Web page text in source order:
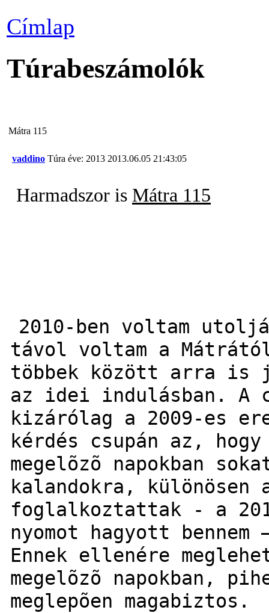
Címlap
Túrabeszámolók
Mátra 115
vaddino Túra éve: 2013 2013.06.05 21:43:05
Harmadszor is Mátra 115
2010-ben voltam
távol voltam a
többek között arra is
az idei indulásban. A
kizárólag a 2009-es
kérdés csupán az,
megelõzõ napokban
kalandokra, különösen
foglalkoztattak - a
nyomot hagyott
Ennek ellenére
megelõzõ napokban,
meglepõen magabiztos.